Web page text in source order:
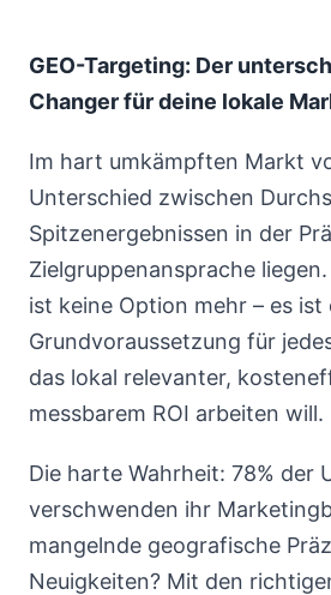
GEO-Targeting: Der
Changer für deine lokale
Im hart umkämpften Markt
Unterschied zwischen
Spitzenergebnissen in der
Zielgruppenansprache
ist keine Option mehr – es ist
Grundvoraussetzung für
das lokal relevanter,
messbarem ROI arbeiten will.
Die harte Wahrheit: 78% der
verschwenden ihr
mangelnde geografische
Neuigkeiten? Mit den